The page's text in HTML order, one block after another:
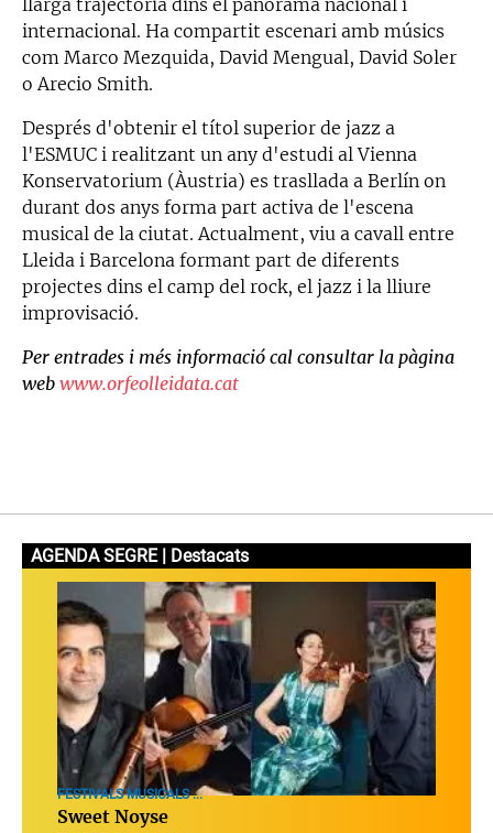
internacional. Ha compartit escenari amb músics
com Marco Mezquida, David Mengual, David Soler
o Arecio Smith.
Després d'obtenir el títol superior de jazz a
l'ESMUC i realitzant un any d'estudi al Vienna
Konservatorium (Àustria) es trasllada a Berlín on
durant dos anys forma part activa de l'escena
musical de la ciutat. Actualment, viu a cavall entre
Lleida i Barcelona formant part de diferents
projectes dins el camp del rock, el jazz i la lliure
improvisació.
Per entrades i més informació cal consultar la pàgina
web www.orfeolleidata.cat
AGENDA SEGRE | Destacats
FESTIVALS MUSICALS ...
Sweet Noyse